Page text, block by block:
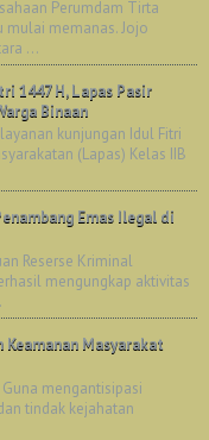
Perumdam Tirta
mulai memanas. Jojo
...
1447 H, Lapas Pasir
Binaan
kunjungan Idul Fitri
(Lapas) Kelas IIB
Emas Ilegal di
Reserse Kriminal
mengungkap aktivitas
Masyarakat
mengantisipasi
tindak kejahatan